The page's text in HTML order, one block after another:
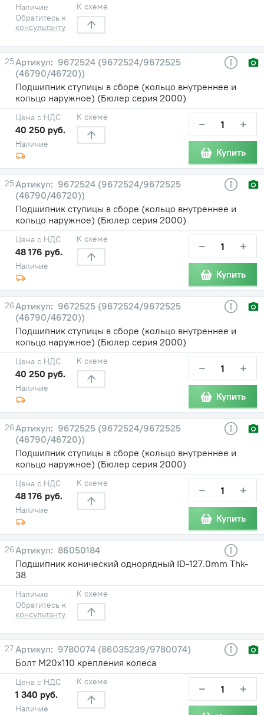
Наличие
Обратитесь к
консультанту
К схеме
25
9672524 (9672524/9672525
(46790/46720))
Подшипник ступицы в сборе (кольцо внутреннее и
кольцо наружное) (Бюлер серия 2000)
Наличие
Цена с НДС
40 250 руб.
К схеме − +
Купить
25
9672524 (9672524/9672525
(46790/46720))
Подшипник ступицы в сборе (кольцо внутреннее и
кольцо наружное) (Бюлер серия 2000)
Наличие
Цена с НДС
48 176 руб.
К схеме − +
Купить
26
9672525 (9672524/9672525
(46790/46720))
Подшипник ступицы в сборе (кольцо внутреннее и
кольцо наружное) (Бюлер серия 2000)
Наличие
Цена с НДС
40 250 руб.
К схеме − +
Купить
26
9672525 (9672524/9672525
(46790/46720))
Подшипник ступицы в сборе (кольцо внутреннее и
кольцо наружное) (Бюлер серия 2000)
Наличие
Цена с НДС
48 176 руб.
К схеме − +
Купить
26
86050184
Подшипник конический однорядный ID-127.0mm Thk-
38
Наличие
Обратитесь к
консультанту
К схеме
27
9780074 (86035239/9780074)
Болт М20х110 крепления колеса
Наличие
Цена с НДС
1 340 руб.
К схеме − +